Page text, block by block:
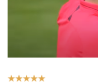
Αξιολόγηση